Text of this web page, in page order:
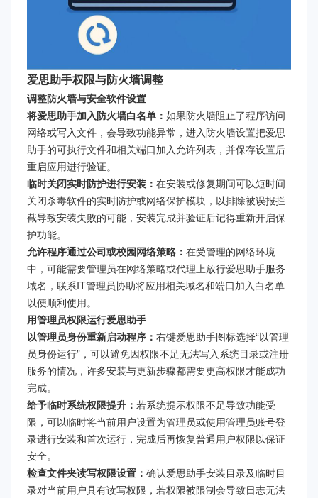
爱思助手权限与防火墙调整
调整防火墙与安全软件设置
将爱思助手加入防火墙白名单： 如果防火墙阻止了程序访问
网络或写入文件，会导致功能异常，进入防火墙设置把爱思
助手的可执行文件和相关端口加入允许列表，并保存设置后
重启应用进行验证。
临时关闭实时防护进行安装： 在安装或修复期间可以短时间
关闭杀毒软件的实时防护或网络保护模块，以排除被误报拦
截导致安装失败的可能，安装完成并验证后记得重新开启保
护功能。
允许程序通过公司或校园网络策略： 在受管理的网络环境
中，可能需要管理员在网络策略或代理上放行爱思助手服务
域名，联系IT管理员协助将应用相关域名和端口加入白名单
以便顺利使用。
用管理员权限运行爱思助手
以管理员身份重新启动程序： 右键爱思助手图标选择“以管理
员身份运行”，可以避免因权限不足无法写入系统目录或注册
服务的情况，许多安装与更新步骤都需要更高权限才能成功
完成。
给予临时系统权限提升： 若系统提示权限不足导致功能受
限，可以临时将当前用户设置为管理员或使用管理员账号登
录进行安装和首次运行，完成后再恢复普通用户权限以保证
安全。
检查文件夹读写权限设置： 确认爱思助手安装目录及临时目
录对当前用户具有读写权限，若权限被限制会导致日志无法